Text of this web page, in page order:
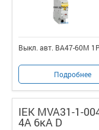
Выкл. авт. ВА47-60M
Подробнее
IEK MVA31-1-
4А 6кА D